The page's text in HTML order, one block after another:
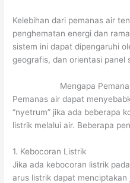
Kelebihan dari pemanas air
penghematan energi dan
sistem ini dapat dipengaruhi
geografis, dan orientasi panel
Mengapa
Pemanas air dapat
“nyetrum” jika ada beberapa
listrik melalui air. Beberapa
1. Kebocoran Listrik
Jika ada kebocoran listrik
arus listrik dapat menciptakan